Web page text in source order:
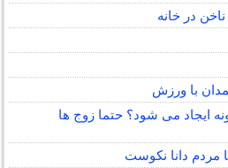
در خانه
با ورزش
ایجاد می شود؟ حتما زوج ها
مردم دانا نكوست